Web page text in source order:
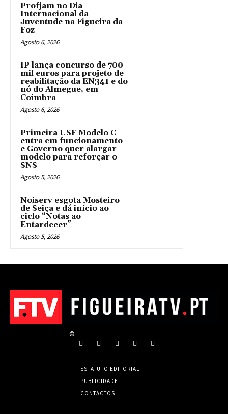
Profjam no Dia
Internacional da
Juventude na Figueira da
Foz
Agosto 6, 2026
IP lança concurso de 700
mil euros para projeto de
reabilitação da EN341 e do
nó do Almegue, em
Coimbra
Agosto 6, 2026
Primeira USF Modelo C
entra em funcionamento
e Governo quer alargar
modelo para reforçar o
SNS
Agosto 5, 2026
Noiserv esgota Mosteiro
de Seiça e dá início ao
ciclo “Notas ao
Entardecer”
Agosto 5, 2026
©
ESTATUTO EDITORIAL
PUBLICIDADE
CONTACTOS